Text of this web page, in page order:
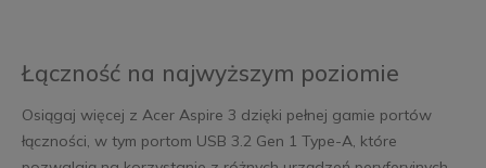
Łączność na najwyższym poziomie
Osiągaj więcej z Acer Aspire 3 dzięki pełnej gamie portów
łączności, w tym portom USB 3.2 Gen 1 Type-A, które